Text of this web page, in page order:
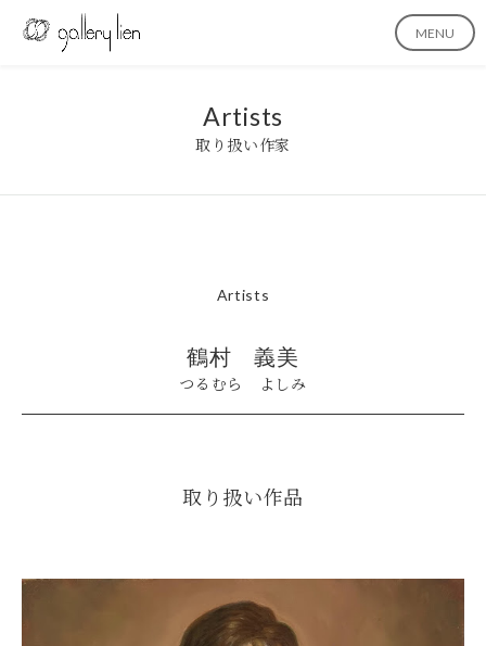
MENU
Artists
取り扱い作家
Artists
鶴村 義美
つるむら よしみ
取り扱い作品